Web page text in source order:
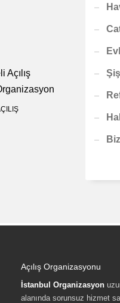
Açılış Organizasyonu
İstanbul Organizasyon
alanında sorunsuz hizmet